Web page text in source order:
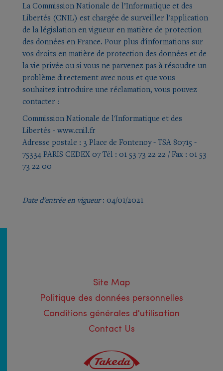
La Commission Nationale de l’Informatique et des
Libertés (CNIL) est chargée de surveiller l'application
de la législation en vigueur en matière de protection
des données en France. Pour plus d'informations sur
vos droits en matière de protection des données et de
la vie privée ou si vous ne parvenez pas à résoudre un
problème directement avec nous et que vous
souhaitez introduire une réclamation, vous pouvez
contacter :
Commission Nationale de l'Informatique et des
Libertés - www.cnil.fr
Adresse postale : 3 Place de Fontenoy - TSA 80715 -
75334 PARIS CEDEX 07 Tél : 01 53 73 22 22 / Fax : 01 53
73 22 00
Date d'entrée en vigueur: 04/01/2021
Site Map
Politique des données personnelles
Conditions générales d'utilisation
Contact Us